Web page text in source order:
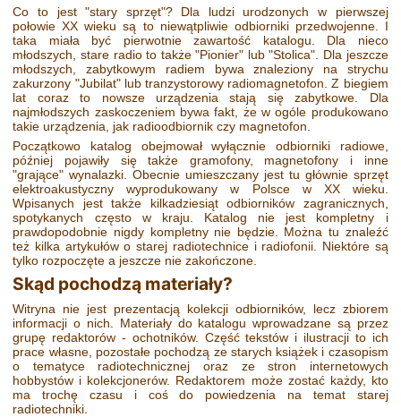
Co to jest "stary sprzęt"? Dla ludzi urodzonych w pierwszej
połowie XX wieku są to niewątpliwie odbiorniki przedwojenne. I
taka miała być pierwotnie zawartość katalogu. Dla nieco
młodszych, stare radio to także "Pionier" lub "Stolica". Dla jeszcze
młodszych, zabytkowym radiem bywa znaleziony na strychu
zakurzony "Jubilat" lub tranzystorowy radiomagnetofon. Z biegiem
lat coraz to nowsze urządzenia stają się zabytkowe. Dla
najmłodszych zaskoczeniem bywa fakt, że w ogóle produkowano
takie urządzenia, jak radioodbiornik czy magnetofon.
Początkowo katalog obejmował wyłącznie odbiorniki radiowe,
później pojawiły się także gramofony, magnetofony i inne
"grające" wynalazki. Obecnie umieszczany jest tu głównie sprzęt
elektroakustyczny wyprodukowany w Polsce w XX wieku.
Wpisanych jest także kilkadziesiąt odbiorników zagranicznych,
spotykanych często w kraju. Katalog nie jest kompletny i
prawdopodobnie nigdy kompletny nie będzie. Można tu znaleźć
też kilka artykułów o starej radiotechnice i radiofonii. Niektóre są
tylko rozpoczęte a jeszcze nie zakończone.
Skąd pochodzą materiały?
Witryna nie jest prezentacją kolekcji odbiorników, lecz zbiorem
informacji o nich. Materiały do katalogu wprowadzane są przez
grupę redaktorów - ochotników. Część tekstów i ilustracji to ich
prace własne, pozostałe pochodzą ze starych książek i czasopism
o tematyce radiotechnicznej oraz ze stron internetowych
hobbystów i kolekcjonerów. Redaktorem może zostać każdy, kto
ma trochę czasu i coś do powiedzenia na temat starej
radiotechniki.